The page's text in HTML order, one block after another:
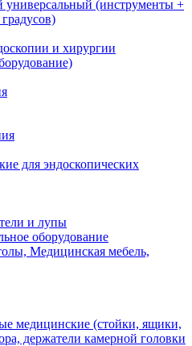
универсальный (инструменты +
и хирургии
для эндоскопических
и лупы
оборудование
Медицинская мебель,
медицинские (стойки, ящики,
держатели камерной головки